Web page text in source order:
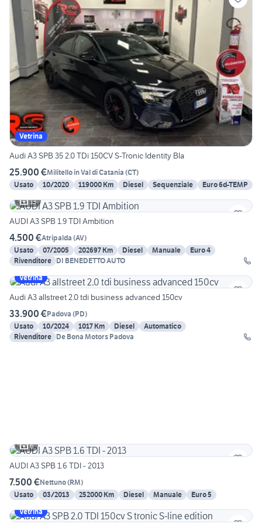
Vetrina
Audi A3 SPB 35 2.0 TDi 150CV S-Tronic Identity Bla
25.900 €Militello in Val di Catania (CT)
Usato
10/2020 119000 Km Diesel Sequenziale
Euro 6d-TEMP
13
AUDI A3 SPB 1.9 TDI Ambition
4.500 €Atripalda (AV)
Usato
07/2005 202697 Km Diesel Manuale
Euro 4
Rivenditore DI BENEDETTO AUTO
Vetrina
Audi A3 allstreet 2.0 tdi business advanced 150cv
33.900 €Padova (PD)
Usato
10/2024 1017 Km Diesel
Automatico
Rivenditore De Bona Motors Padova
6
AUDI A3 SPB 1.6 TDI - 2013
7.500 €Nettuno(RM)
Usato
03/2013 252000 Km Diesel Manuale
Euro 5
Vetrina